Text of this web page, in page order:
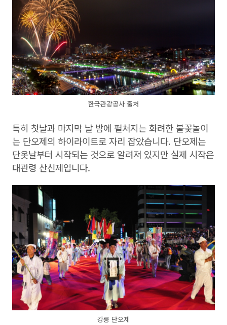
한국관광공사 출처
특히 첫날과 마지막 날 밤에 펼쳐지는 화려한 불꽃놀이
는 단오제의 하이라이트로 자리 잡았습니다. 단오제는
단옷날부터 시작되는 것으로 알려져 있지만 실제 시작은
대관령 산신제입니다.
강릉 단오제